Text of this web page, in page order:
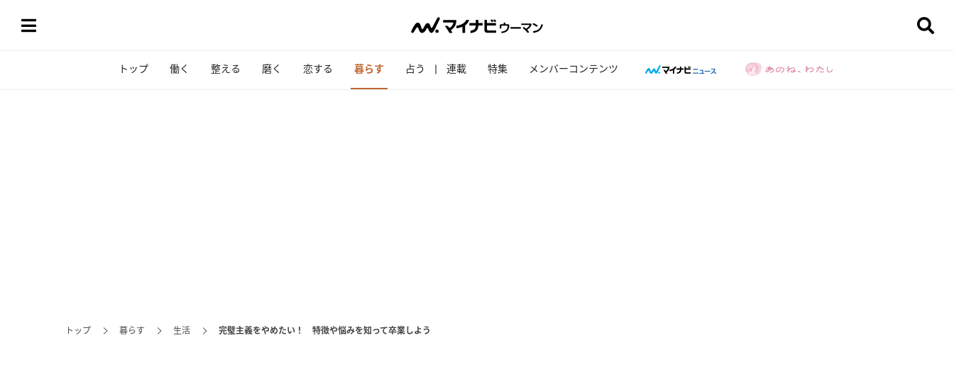
トップ 働く 整える 磨く 恋する 暮らす 占う 連載 特集 メンバーコンテンツ
トップ 暮らす 生活 完璧主義をやめたい！ 特徴や悩みを知って卒業しよう